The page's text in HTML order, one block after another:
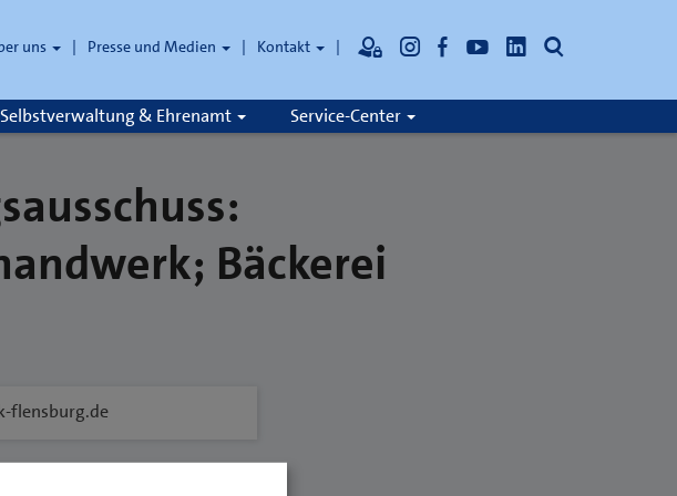
uns Presse und Medien Kontakt
Selbstverwaltung & Ehrenamt Service-Center
Bäckerei
flensburg.de